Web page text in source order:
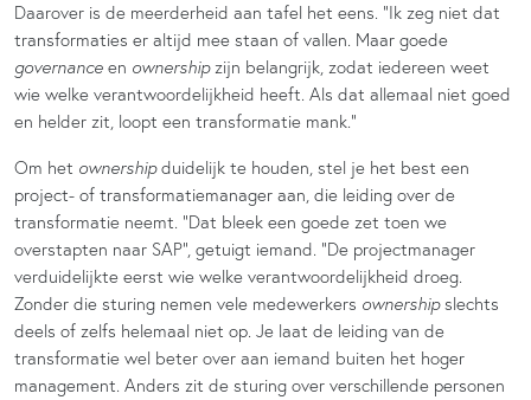
Daarover is de meerderheid aan tafel het eens. “Ik zeg niet dat
transformaties er altijd mee staan of vallen. Maar goede
governance en ownershipzijn belangrijk, zodat iedereen weet
wie welke verantwoordelijkheid heeft. Als dat allemaal niet goed
en helder zit, loopt een transformatie mank.”
Om het ownershipduidelijk te houden, stel je het best een
project- of transformatiemanager aan, die leiding over de
transformatie neemt. “Dat bleek een goede zet toen we
overstapten naar SAP”, getuigt iemand. “De projectmanager
verduidelijkte eerst wie welke verantwoordelijkheid droeg.
Zonder die sturing nemen vele medewerkers ownershipslechts
deels of zelfs helemaal niet op. Je laat de leiding van de
transformatie wel beter over aan iemand buiten het hoger
management. Anders zit de sturing over verschillende personen